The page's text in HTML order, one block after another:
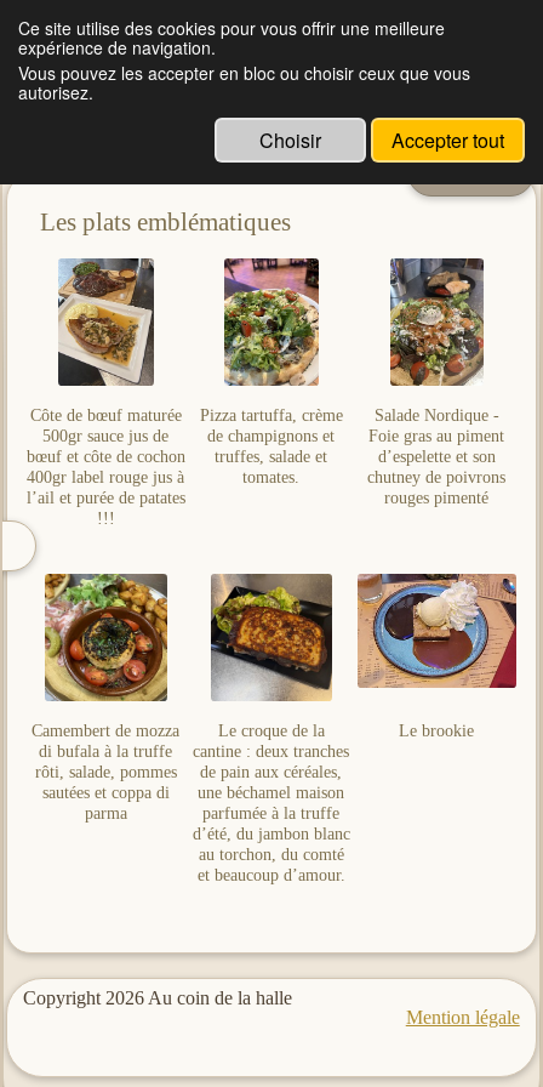
Restaurant à Herblay | Au coin de la Halle d'Herblay
Les plats emblématiques
Côte de bœuf maturée
500gr sauce jus de
bœuf et côte de cochon
400gr label rouge jus à
l’ail et purée de patates
!!!
Pizza tartuffa, crème
de champignons et
truffes, salade et
tomates.
Salade Nordique -
Foie gras au piment
d’espelette et son
chutney de poivrons
rouges pimenté
Camembert de mozza
di bufala à la truffe
rôti, salade, pommes
sautées et coppa di
parma
Le croque de la
cantine : deux tranches
de pain aux céréales,
une béchamel maison
parfumée à la truffe
d’été, du jambon blanc
au torchon, du comté
et beaucoup d’amour.
Le brookie
Copyright 2026 Au coin de la halle
Mention légale
Ce site utilise des cookies pour vous offrir une meilleure
expérience de navigation.
Vous pouvez les accepter en bloc ou choisir ceux que vous
autorisez.
Choisir Accepter tout